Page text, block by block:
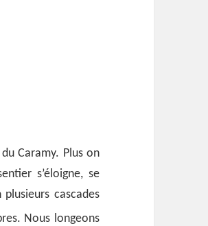
Caramy. Plus on
s’éloigne, se
cascades
Nous longeons